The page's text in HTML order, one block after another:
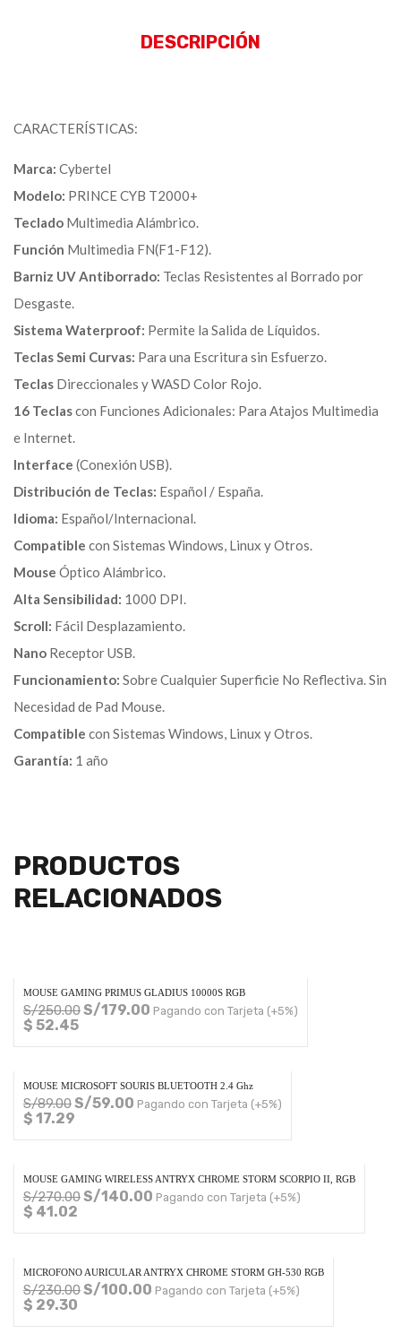
DESCRIPCIÓN
CARACTERÍSTICAS:
Marca: Cybertel
Modelo: PRINCE CYB T2000+
Teclado Multimedia Alámbrico.
Función Multimedia FN(F1-F12).
Barniz UV Antiborrado: Teclas Resistentes al Borrado por
Desgaste.
Sistema Waterproof: Permite la Salida de Líquidos.
Teclas Semi Curvas: Para una Escritura sin Esfuerzo.
Teclas Direccionales y WASD Color Rojo.
16 Teclascon Funciones Adicionales: Para Atajos Multimedia
e Internet.
Interface (Conexión USB).
Distribución de Teclas: Español / España.
Idioma: Español/Internacional.
Compatible con Sistemas Windows, Linux y Otros.
Mouse Óptico Alámbrico.
Alta Sensibilidad: 1000 DPI.
Scroll: Fácil Desplazamiento.
Nano Receptor USB.
Funcionamiento: Sobre Cualquier Superficie No Reflectiva. Sin
Necesidad de Pad Mouse.
Compatible con Sistemas Windows, Linux y Otros.
Garantía: 1 año
PRODUCTOS
RELACIONADOS
MOUSE GAMING PRIMUS GLADIUS 10000S RGB
S/250.00S/179.00 Pagando con Tarjeta (+5%)
$ 52.45
MOUSE MICROSOFT SOURIS BLUETOOTH 2.4 Ghz
S/89.00S/59.00 Pagando con Tarjeta (+5%)
$ 17.29
MOUSE GAMING WIRELESS ANTRYX CHROME STORM SCORPIO II, RGB
S/270.00S/140.00 Pagando con Tarjeta (+5%)
$ 41.02
MICROFONO AURICULAR ANTRYX CHROME STORM GH-530 RGB
S/230.00S/100.00 Pagando con Tarjeta (+5%)
$ 29.30